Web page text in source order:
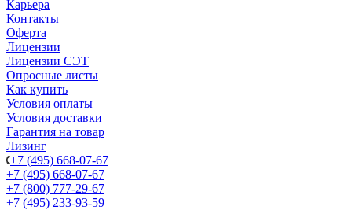
Карьера
Контакты
Оферта
Лицензии
Лицензии СЭТ
Опросные листы
Как купить
Условия оплаты
Условия доставки
Гарантия на товар
Лизинг
+7 (495) 668-07-67
+7 (495) 668-07-67
+7 (800) 777-29-67
+7 (495) 233-93-59